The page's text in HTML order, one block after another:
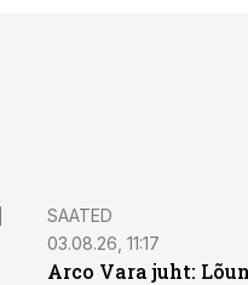
SAATED
03.08.26, 11:17
Arco Vara juht: